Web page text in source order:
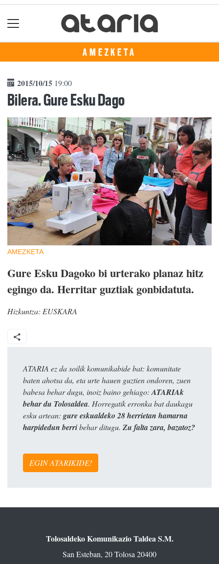
AMEZKETA
2015/10/15 19:00
Bilera. Gure Esku Dago
AMEZKETA
Gure Esku Dagoko bi urterako planaz hitz
egingo da. Herritar guztiak gonbidatuta.
Hizkuntza: EUSKARA
ATARIA ez da soilik komunikabide bat: komunitate
baten ahotsa da, eta urte hauen guztien ondoren, zuen
babesa behar dugu, inoiz baino gehiago:ATARIAk
behar du Tolosaldea. Horregatik erronka bat daukagu
esku artean: gure eskualdeko 28 herrietan hamarna
harpidedun berribehar ditugu. Zu falta zara, bazatoz?
EGIN ATARIKIDE!
Tolosaldeko Komunikazio Taldea S.M.
San Esteban, 20 Tolosa 20400